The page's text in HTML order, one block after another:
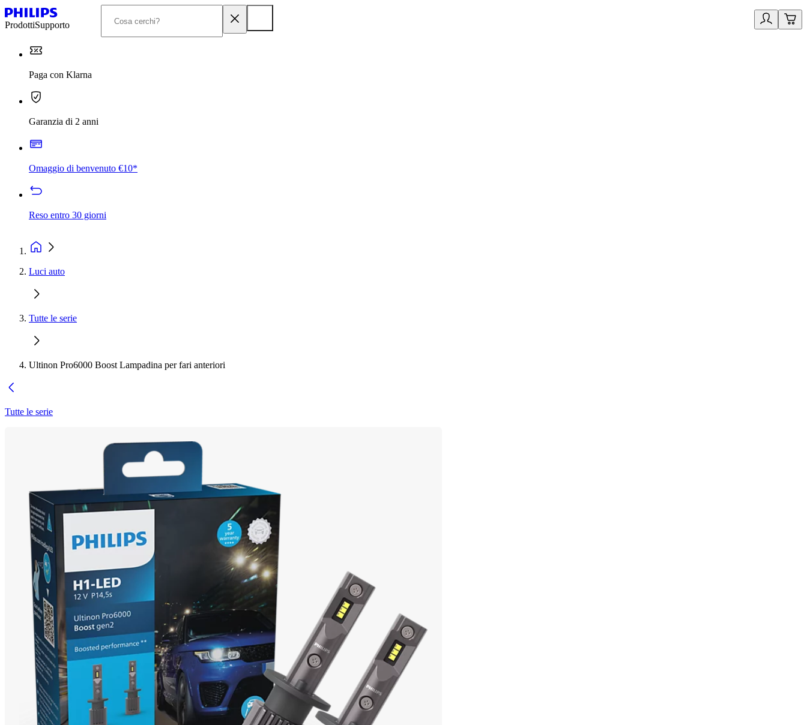
ProdottiSupporto
Paga con Klarna
Garanzia di 2 anni
Omaggio di benvenuto €10*
Reso entro 30 giorni
Luci auto
Tutte le serie
Ultinon Pro6000 Boost Lampadina per fari anteriori
Tutte le serie